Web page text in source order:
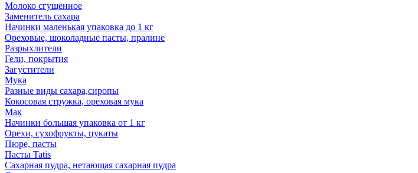
Молоко сгущенное
Заменитель сахара
Начинки маленькая упаковка до 1 кг
Ореховые, шоколадные пасты, пралине
Разрыхлители
Гели, покрытия
Загустители
Мука
Разные виды сахара,сиропы
Кокосовая стружка, ореховая мука
Мак
Начинки большая упаковка от 1 кг
Орехи, сухофрукты, цукаты
Пюре, пасты
Пасты Tatis
Сахарная пудра, нетающая сахарная пудра